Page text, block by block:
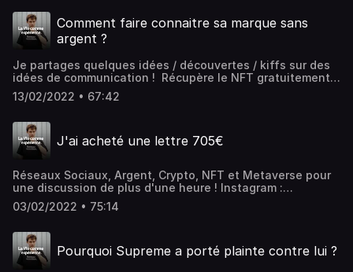
un screen sur Insta → https://www.instagram.com/f1ub/
Discord : https://forever.vacations/discord Mes
recommandations à Brian : Chris Conrady -
Fidias -
https://www.youtube.com/channel/
Sumsub - https://www.youtube.com/c/Sumsubcom/videos
Leon Hendrix - https://www.youtube.com/watch?
Unfiltered -
https://www.youtube.com/channel/
Dsg/videos Racer Worldwide -
https://www.youtube.com/c/RACERWORLDWIDE/videos La
Compagnie -
https://www.youtube.com/channel/
Instagram : https://www.instagram.com/f1ub/ Twitter :
https://www.forever-vacation.com
Comment faire connaitre sa marque sans
argent ?
Je partages quelques idées / découvertes / kiffs sur des
idées de communication ! Récupère le NFT gratuitement
→ https://www.instagram.com/f1ub/ Rejoins notre Discord
→ http://forever.vacations/discord Mon Twitter
CRTZ : https://instagram.com/crtz.rtw PPSC :
https://instagram.com/pleasepaulostopcappin Racer
Worldwide : https://instagram.com/racerworldwide &
Missor : https://www.youtube.com/c/Missor 99REFERENCE
: https://twitter.com/99reference Instagram :
https://www.instagram.com/f1ub/ Twitter :
https://twitter.com/ImFlub Forever Vacation :
13/02/2022 • 67:42
J'ai acheté une lettre 705€
Réseaux Sociaux, Argent, Crypto, NFT et Metaverse pour
une discussion de plus d'une heure ! Instagram :
https://www.instagram.com/f1ub/ Twitter :
https://twitter.com/ImFlub Forever Vacation :
03/02/2022 • 75:14
Pourquoi Supreme a porté plainte contre lui ?